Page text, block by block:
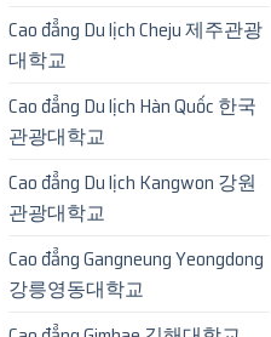
Cao đẳng Du lịch Cheju 제주관광
대학교
Cao đẳng Du lịch Hàn Quốc 한국
관광대학교
Cao đẳng Du lịch Kangwon 강원
관광대학교
Cao đẳng Gangneung Yeongdong
강릉영동대학교